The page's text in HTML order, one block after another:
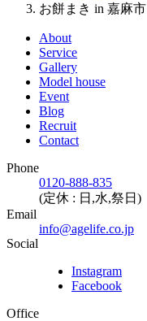
お餅まき in 嘉麻市
About
Service
Gallery
Model house
Event
Blog
Recruit
Contact
Phone
0120-888-835
(定休 : 日,水,祭日)
Email
info@agelife.co.jp
Social
Instagram
Facebook
Office